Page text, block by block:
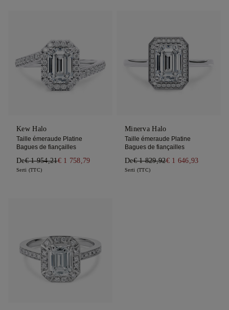
Kew Halo
Taille émeraude Platine
Bagues de fiançailles
De€ 1 954,21€ 1 758,79
Serti (TTC)
Minerva Halo
Taille émeraude Platine
Bagues de fiançailles
De€ 1 829,92€ 1 646,93
Serti (TTC)